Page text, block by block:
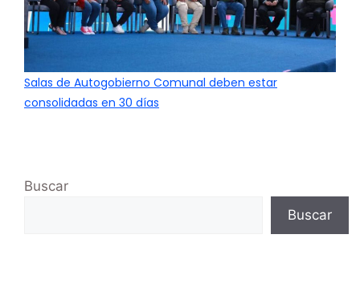
Salas de Autogobierno Comunal deben estar
consolidadas en 30 días
Buscar
Buscar